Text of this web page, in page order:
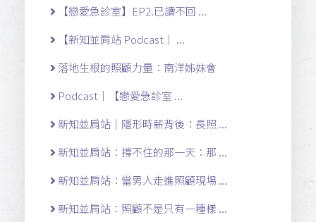
【戀愛急診室】EP2.已讀不回 ...
【新知並肩站 Podcast｜ ...
落地生根的照顧力量：南洋姊妹會
Podcast｜【戀愛急診室 ...
新知並肩站｜隱形時薪背後：長照 ...
新知並肩站：撐不住的那一天：那 ...
新知並肩站：當男人走進照顧現場 ...
新知並肩站：照顧不是只有一種樣 ...